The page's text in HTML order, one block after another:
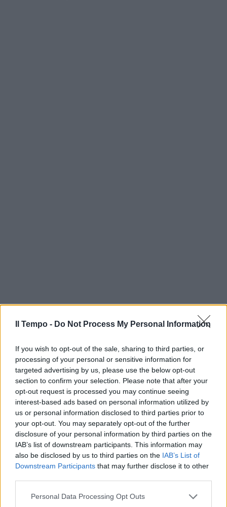
Il Tempo - Do Not Process My Personal Information
If you wish to opt-out of the sale, sharing to third parties, or
processing of your personal or sensitive information for
targeted advertising by us, please use the below opt-out
section to confirm your selection. Please note that after your
opt-out request is processed you may continue seeing
interest-based ads based on personal information utilized by
us or personal information disclosed to third parties prior to
your opt-out. You may separately opt-out of the further
disclosure of your personal information by third parties on the
IAB’s list of downstream participants. This information may
also be disclosed by us to third parties on the IAB’s List of
Downstream Participants that may further disclose it to other
Personal Data Processing Opt Outs